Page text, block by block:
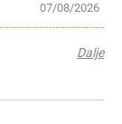
07/08/2026
Dalje